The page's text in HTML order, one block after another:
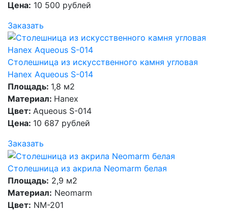
Цена: 10 500 рублей
Заказать
Столешница из искусственного камня угловая
Hanex Aqueous S-014
Площадь: 1,8 м2
Материал: Hanex
Цвет: Aqueous S-014
Цена: 10 687 рублей
Заказать
Столешница из акрила Neomarm белая
Площадь: 2,9 м2
Материал: Neomarm
Цвет: NM-201